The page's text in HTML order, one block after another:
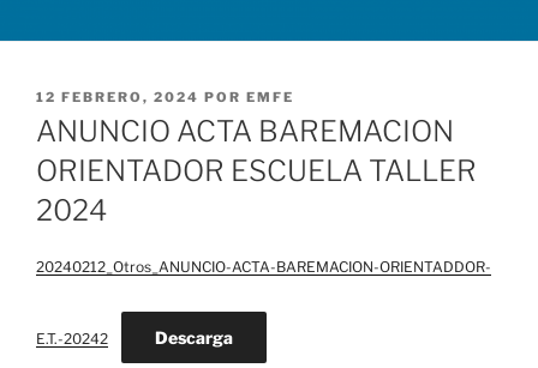
PUBLICADO
EL
12 FEBRERO, 2024 POR EMFE
ANUNCIO ACTA BAREMACION
ORIENTADOR ESCUELA TALLER
2024
20240212_Otros_ANUNCIO-ACTA-BAREMACION-ORIENTADDOR-
E.T.-20242 Descarga